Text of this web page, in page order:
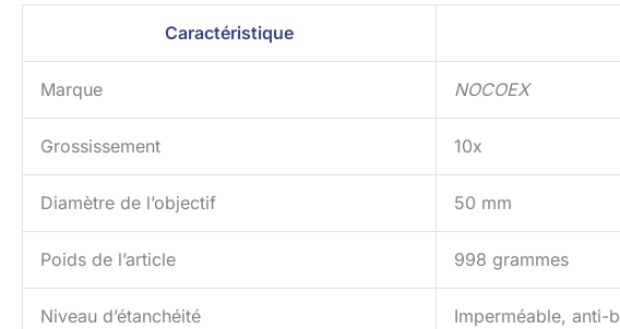
Caractéristique
Marque NOCOEX
Grossissement 10x
Diamètre de l’objectif 50 mm
Poids de l’article 998 grammes
Niveau d’étanchéité Imperméable, anti-